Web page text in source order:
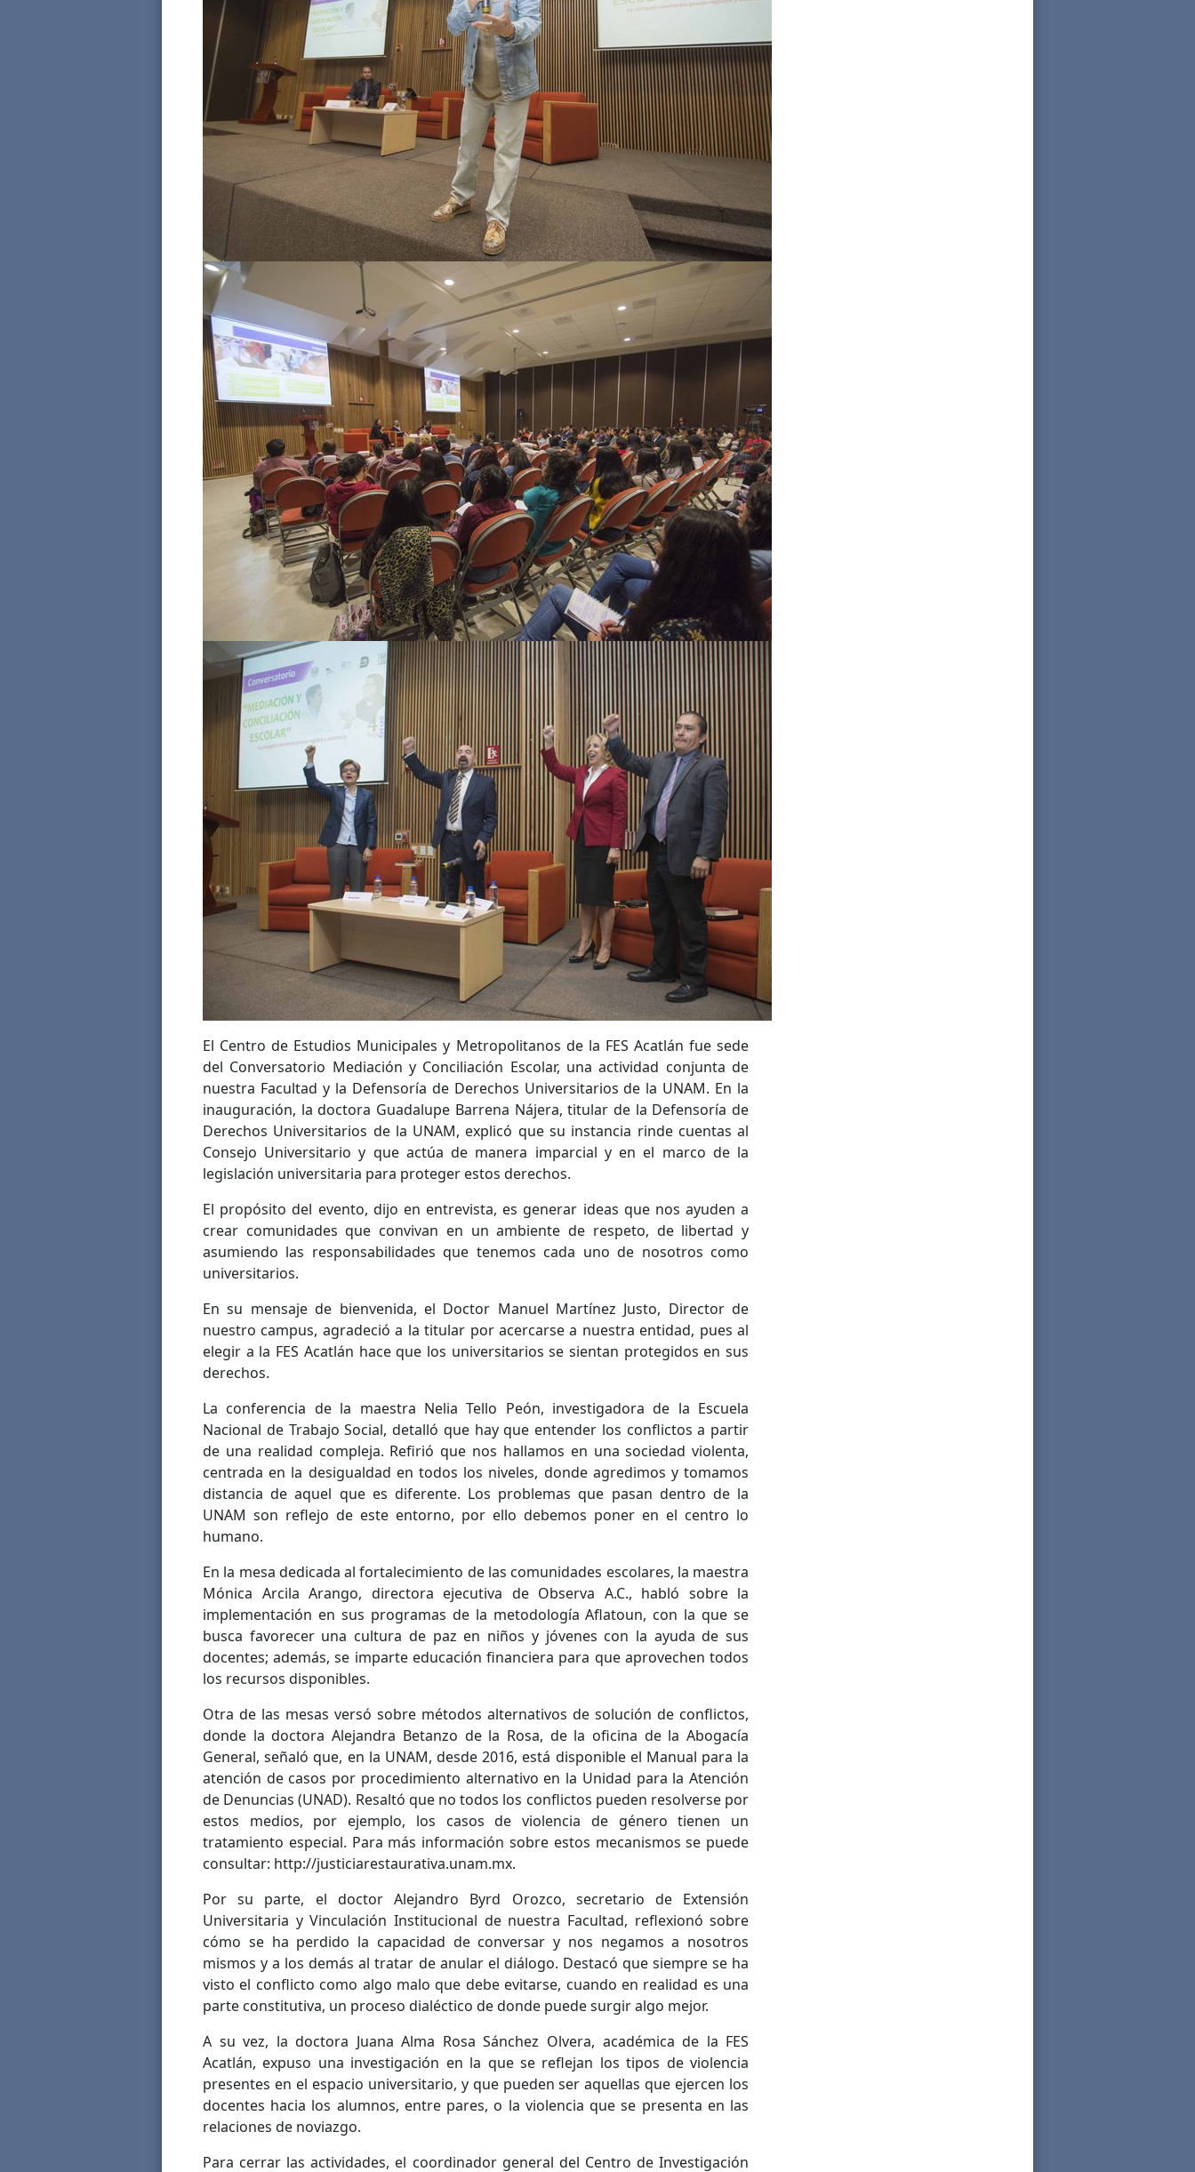
El Centro de Estudios Municipales y Metropolitanos de la FES Acatlán fue sede
del Conversatorio Mediación y Conciliación Escolar, una actividad conjunta de
nuestra Facultad y la Defensoría de Derechos Universitarios de la UNAM. En la
inauguración, la doctora Guadalupe Barrena Nájera, titular de la Defensoría de
Derechos Universitarios de la UNAM, explicó que su instancia rinde cuentas al
Consejo Universitario y que actúa de manera imparcial y en el marco de la
legislación universitaria para proteger estos derechos.
El propósito del evento, dijo en entrevista, es generar ideas que nos ayuden a
crear comunidades que convivan en un ambiente de respeto, de libertad y
asumiendo las responsabilidades que tenemos cada uno de nosotros como
universitarios.
En su mensaje de bienvenida, el Doctor Manuel Martínez Justo, Director de
nuestro campus, agradeció a la titular por acercarse a nuestra entidad, pues al
elegir a la FES Acatlán hace que los universitarios se sientan protegidos en sus
derechos.
La conferencia de la maestra Nelia Tello Peón, investigadora de la Escuela
Nacional de Trabajo Social, detalló que hay que entender los conflictos a partir
de una realidad compleja. Refirió que nos hallamos en una sociedad violenta,
centrada en la desigualdad en todos los niveles, donde agredimos y tomamos
distancia de aquel que es diferente. Los problemas que pasan dentro de la
UNAM son reflejo de este entorno, por ello debemos poner en el centro lo
humano.
En la mesa dedicada al fortalecimiento de las comunidades escolares, la maestra
Mónica Arcila Arango, directora ejecutiva de Observa A.C., habló sobre la
implementación en sus programas de la metodología Aflatoun, con la que se
busca favorecer una cultura de paz en niños y jóvenes con la ayuda de sus
docentes; además, se imparte educación financiera para que aprovechen todos
los recursos disponibles.
Otra de las mesas versó sobre métodos alternativos de solución de conflictos,
donde la doctora Alejandra Betanzo de la Rosa, de la oficina de la Abogacía
General, señaló que, en la UNAM, desde 2016, está disponible el Manual para la
atención de casos por procedimiento alternativo en la Unidad para la Atención
de Denuncias (UNAD). Resaltó que no todos los conflictos pueden resolverse por
estos medios, por ejemplo, los casos de violencia de género tienen un
tratamiento especial. Para más información sobre estos mecanismos se puede
consultar: http://justiciarestaurativa.unam.mx.
Por su parte, el doctor Alejandro Byrd Orozco, secretario de Extensión
Universitaria y Vinculación Institucional de nuestra Facultad, reflexionó sobre
cómo se ha perdido la capacidad de conversar y nos negamos a nosotros
mismos y a los demás al tratar de anular el diálogo. Destacó que siempre se ha
visto el conflicto como algo malo que debe evitarse, cuando en realidad es una
parte constitutiva, un proceso dialéctico de donde puede surgir algo mejor.
A su vez, la doctora Juana Alma Rosa Sánchez Olvera, académica de la FES
Acatlán, expuso una investigación en la que se reflejan los tipos de violencia
presentes en el espacio universitario, y que pueden ser aquellas que ejercen los
docentes hacia los alumnos, entre pares, o la violencia que se presenta en las
relaciones de noviazgo.
Para cerrar las actividades, el coordinador general del Centro de Investigación